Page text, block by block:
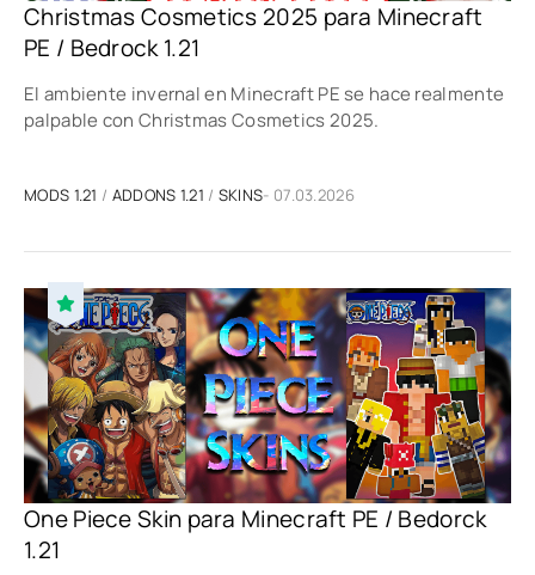
Christmas Cosmetics 2025 para Minecraft
PE / Bedrock 1.21
El ambiente invernal en Minecraft PE se hace realmente
palpable con Christmas Cosmetics 2025.
MODS 1.21 / ADDONS 1.21 / SKINS- 07.03.2026
One Piece Skin para Minecraft PE / Bedorck
1.21